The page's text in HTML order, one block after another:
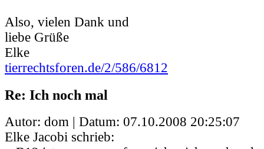
Also, vielen Dank und
liebe Grüße
Elke
tierrechtsforen.de/2/586/6812
Re: Ich noch mal
Autor: dom | Datum: 07.10.2008 20:25:07
Elke Jacobi schrieb: